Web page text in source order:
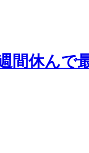
間休んで